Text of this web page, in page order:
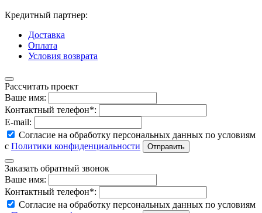
Кредитный партнер:
Доставка
Оплата
Условия возврата
Рассчитать проект
Ваше имя:
Контактный телефон*:
E-mail:
Согласие на обработку персональных данных по условиям
с Политики конфиденциальности
Заказать обратный звонок
Ваше имя:
Контактный телефон*:
Согласие на обработку персональных данных по условиям